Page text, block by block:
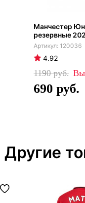
Манчестер
резервные
120036
4.92
1190
690
Другие